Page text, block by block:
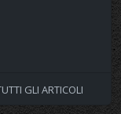
GLI ARTICOLI